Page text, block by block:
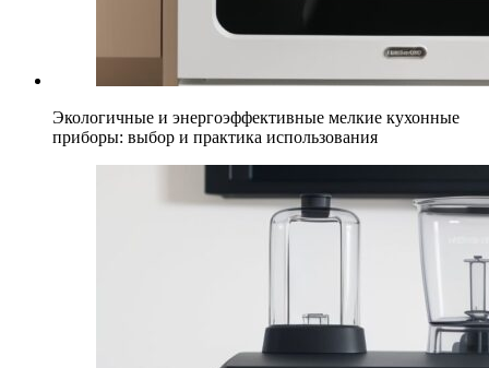
Экологичные и энергоэффективные мелкие кухонные
приборы: выбор и практика использования